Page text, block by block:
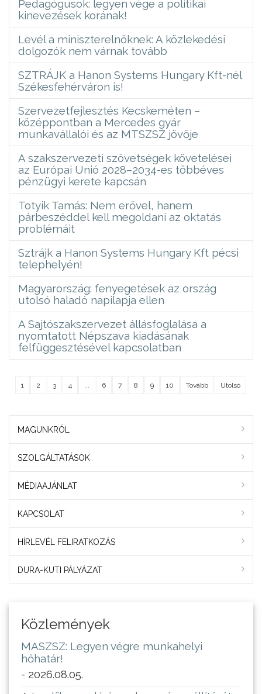
Pedagógusok: legyen vége a politikai
kinevezések korának!
Levél a miniszterelnöknek: A közlekedési
dolgozók nem várnak tovább
SZTRÁJK a Hanon Systems Hungary Kft-nél
Székesfehérváron is!
Szervezetfejlesztés Kecskeméten –
középpontban a Mercedes gyár
munkavállalói és az MTSZSZ jövője
A szakszervezeti szövetségek követelései
az Európai Unió 2028–2034-es többéves
pénzügyi kerete kapcsán
Totyik Tamás: Nem erővel, hanem
párbeszéddel kell megoldani az oktatás
problémáit
Sztrájk a Hanon Systems Hungary Kft pécsi
telephelyén!
Magyarország: fenyegetések az ország
utolsó haladó napilapja ellen
A Sajtószakszervezet állásfoglalása a
nyomtatott Népszava kiadásának
felfüggesztésével kapcsolatban
1 2 3 4 ... 6 7 8 9 10 Tovább Utolsó
MAGUNKRÓL
SZOLGÁLTATÁSOK
MÉDIAAJÁNLAT
KAPCSOLAT
HÍRLEVÉL FELIRATKOZÁS
DURA-KUTI PÁLYÁZAT
Közlemények
MASZSZ: Legyen végre munkahelyi
hőhatár!
- 2026.08.05.